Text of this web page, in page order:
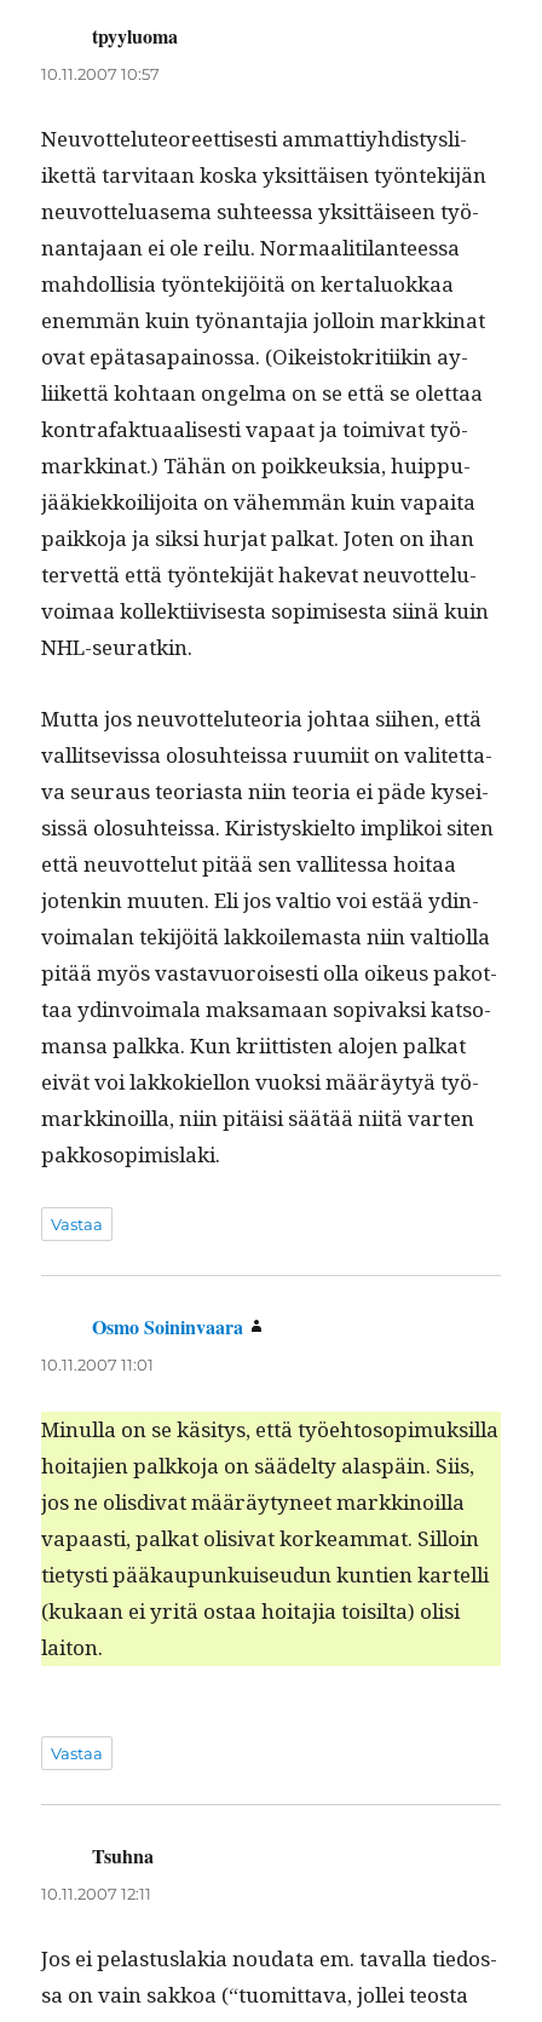
tpyyluoma
10.11.2007 10:57
Neu­vot­te­lu­te­o­reet­tis­es­ti ammat­tiy­hdis­tys­li­
iket­tä tarvi­taan kos­ka yksit­täisen työn­tek­i­jän
neu­vot­telu­ase­ma suh­teessa yksit­täiseen työ­
nan­ta­jaan ei ole reilu. Nor­maal­i­ti­lanteessa
mah­dol­lisia työn­tek­i­jöitä on ker­talu­okkaa
enem­män kuin työ­nan­ta­jia jol­loin markki­nat
ovat epä­tas­apain­os­sa. (Oikeis­tokri­ti­ikin ay-
liiket­tä kohtaan ongel­ma on se että se olet­taa
kon­trafak­tu­aalis­es­ti vapaat ja toimi­vat työ­
markki­nat.) Tähän on poikkeuk­sia, huip­pu­
jääkiekkoil­i­joi­ta on vähem­män kuin vapai­ta
paikko­ja ja sik­si hur­jat palkat. Joten on ihan
ter­vet­tä että työn­tek­i­jät hake­vat neu­vot­telu­
voimaa kollek­ti­ivis­es­ta sopimis­es­ta siinä kuin
NHL-seuratkin.
Mut­ta jos neu­vot­te­lu­teo­ria johtaa siihen, että
val­lit­se­vis­sa olo­suhteis­sa ruumi­it on valitet­ta­
va seu­raus teo­ri­as­ta niin teo­ria ei päde kysei­
sis­sä olo­suhteis­sa. Kiristyskiel­to imp­likoi siten
että neu­vot­te­lut pitää sen val­lites­sa hoitaa
jotenkin muuten. Eli jos val­tio voi estää ydin­
voimalan tek­i­jöitä lakkoile­mas­ta niin val­ti­ol­la
pitää myös vas­tavuorois­es­ti olla oikeus pakot­
taa ydin­voimala mak­samaan sopi­vak­si kat­so­
mansa palk­ka. Kun kri­it­tis­ten alo­jen palkat
eivät voi lakkok­iel­lon vuok­si määräy­tyä työ­
markki­noil­la, niin pitäisi säätää niitä varten
pakkosopimislaki.
Vastaa
Osmo Soininvaara
10.11.2007 11:01
Min­ul­la on se käsi­tys, että työe­htosopimuk­sil­la
hoita­jien palkko­ja on säädel­ty alaspäin. Siis,
jos ne olis­di­vat määräy­tyneet markki­noil­la
vapaasti, palkat oli­si­vat korkeam­mat. Sil­loin
tietysti pääkaupunkuiseudun kun­tien kartel­li
(kukaan ei yritä ostaa hoita­jia toisil­ta) olisi
laiton.
Vastaa
Tsuhna
10.11.2007 12:11
Jos ei pelas­tus­lakia nou­da­ta em. taval­la tiedos­
sa on vain sakkoa (“tuomit­ta­va, jollei teosta